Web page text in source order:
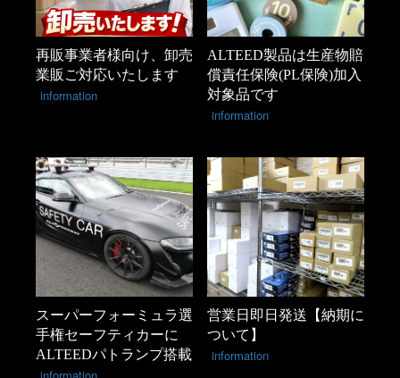
再販事業者様向け、卸売
業販ご対応いたします
information
ALTEED製品は生産物賠
償責任保険(PL保険)加入
対象品です
information
スーパーフォーミュラ選
手権セーフティカーに
ALTEEDパトランプ搭載
営業日即日発送【納期に
ついて】
information